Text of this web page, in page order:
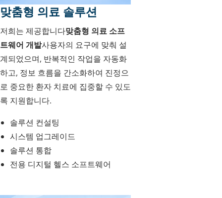
맞춤형 의료 솔루션
저희는 제공합니다맞춤형 의료 소프
트웨어 개발사용자의 요구에 맞춰 설
계되었으며, 반복적인 작업을 자동화
하고, 정보 흐름을 간소화하여 진정으
로 중요한 환자 치료에 집중할 수 있도
록 지원합니다.
솔루션 컨설팅
시스템 업그레이드
솔루션 통합
전용 디지털 헬스 소프트웨어